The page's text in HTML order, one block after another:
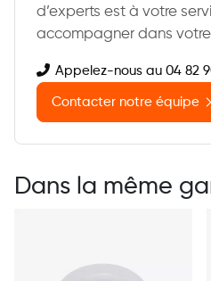
d’experts est à votre
accompagner dans
Appelez-nous au 04 82
Contacter notre équipe
Dans la même